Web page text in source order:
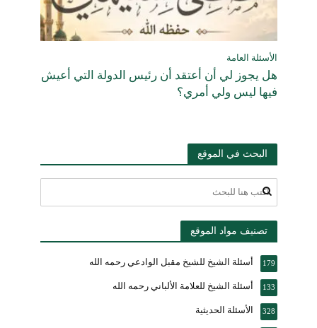
الأسئلة العامة
هل يجوز لي أن أعتقد أن رئيس الدولة التي أعيش
فيها ليس ولي أمري؟
البحث في الموقع
تصنيف مواد الموقع
أسئلة الشيخ للشيخ مقبل الوادعي رحمه الله 179
أسئلة الشيخ للعلامة الألباني رحمه الله 133
الأسئلة الحديثية 328